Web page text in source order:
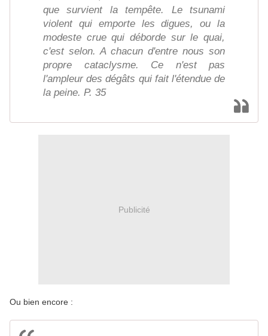
que survient la tempête. Le tsunami
violent qui emporte les digues, ou la
modeste crue qui déborde sur le quai,
c'est selon. A chacun d'entre nous son
propre cataclysme. Ce n'est pas
l'ampleur des dégâts qui fait l'étendue de
la peine. P. 35
Publicité
Ou bien encore :